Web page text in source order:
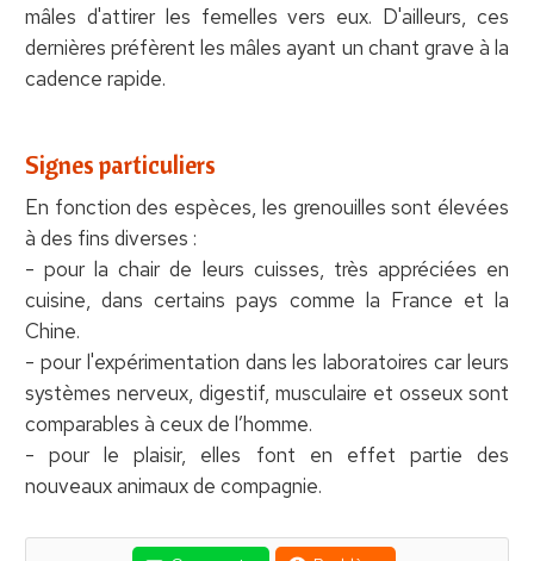
mâles d'attirer les femelles vers eux. D'ailleurs, ces
dernières préfèrent les mâles ayant un chant grave à la
cadence rapide.
Signes particuliers
En fonction des espèces, les grenouilles sont élevées
à des fins diverses :
- pour la chair de leurs cuisses, très appréciées en
cuisine, dans certains pays comme la France et la
Chine.
- pour l'expérimentation dans les laboratoires car leurs
systèmes nerveux, digestif, musculaire et osseux sont
comparables à ceux de l’homme.
- pour le plaisir, elles font en effet partie des
nouveaux animaux de compagnie.